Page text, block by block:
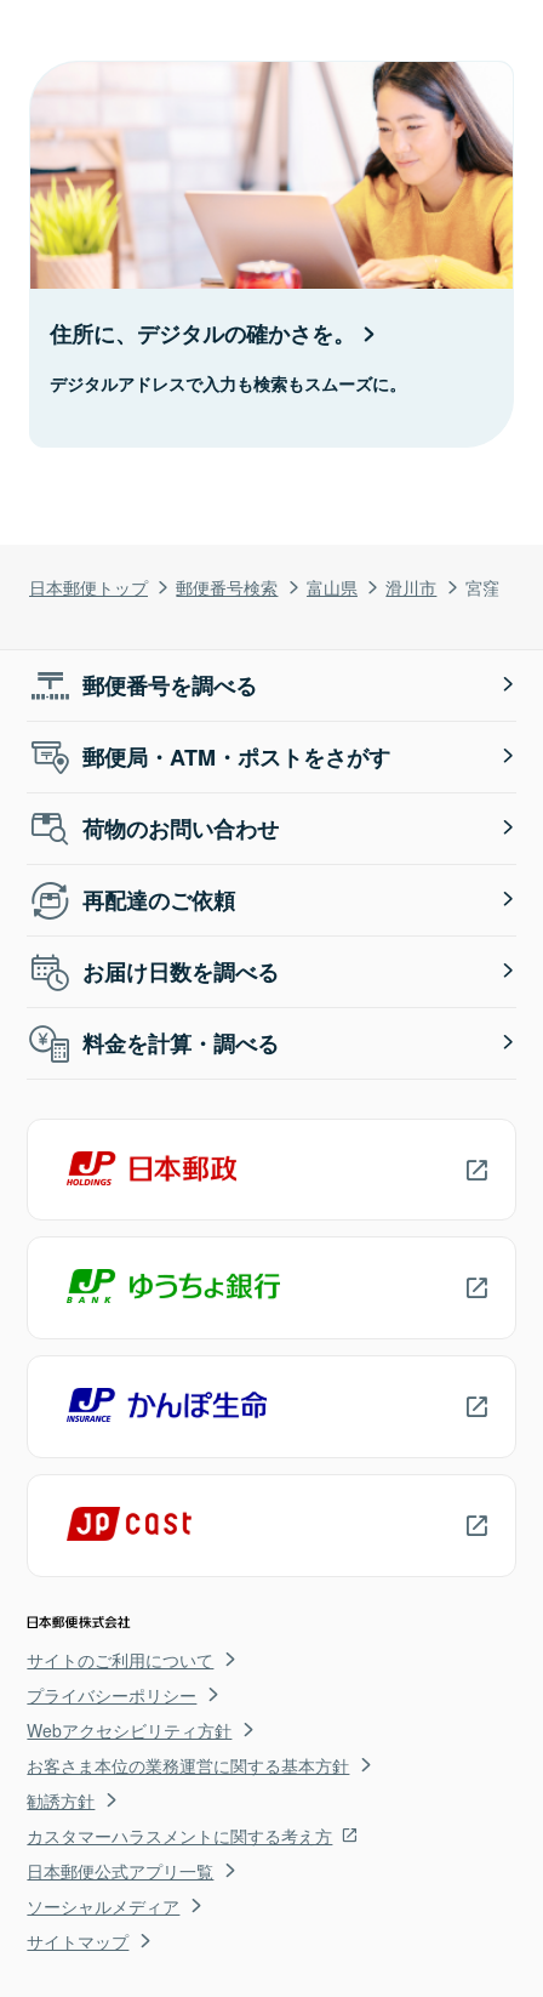
日本郵便トップ 郵便番号検索 富山県 滑川市 宮窪
住所に、デジタルの確かさを。
デジタルアドレスで入力も検索もスムーズに。
郵便番号を調べる
郵便局・ATM・ポストをさがす
荷物のお問い合わせ
再配達のご依頼
お届け日数を調べる
料金を計算・調べる
サイトのご利用について
プライバシーポリシー
Webアクセシビリティ方針
お客さま本位の業務運営に関する基本方針
勧誘方針
カスタマーハラスメントに関する考え方
日本郵便公式アプリ一覧
ソーシャルメディア
サイトマップ